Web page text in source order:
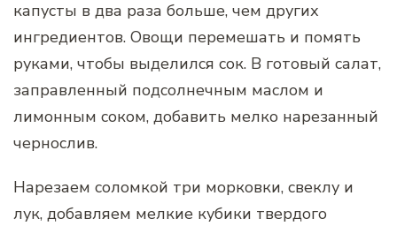
капусты в два раза больше, чем других
ингредиентов. Овощи перемешать и помять
руками, чтобы выделился сок. В готовый салат,
заправленный подсолнечным маслом и
лимонным соком, добавить мелко нарезанный
чернослив.
Нарезаем соломкой три морковки, свеклу и
лук, добавляем мелкие кубики твердого